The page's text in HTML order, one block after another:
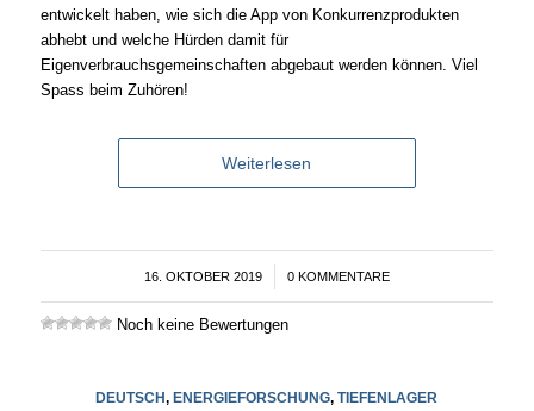
entwickelt haben, wie sich die App von Konkurrenzprodukten
abhebt und welche Hürden damit für
Eigenverbrauchsgemeinschaften abgebaut werden können. Viel
Spass beim Zuhören!
Weiterlesen
16. OKTOBER 2019
/ 0 KOMMENTARE
Noch keine Bewertungen
DEUTSCH,ENERGIEFORSCHUNG,TIEFENLAGER